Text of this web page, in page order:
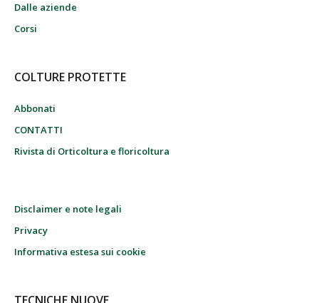
Dalle aziende
Corsi
COLTURE PROTETTE
Abbonati
CONTATTI
Rivista di Orticoltura e floricoltura
Disclaimer e note legali
Privacy
Informativa estesa sui cookie